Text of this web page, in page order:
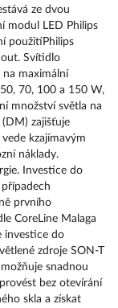
ze dvou
modul LED Philips
použitíPhilips
Svítidlo
na maximální
70, 100 a 150 W,
množství světla na
zajišťuje
kzajímavým
náklady.
Investice do
prvního
CoreLine Malaga
investice do
zdroje SON-T
snadnou
bez otevírání
skla a získat